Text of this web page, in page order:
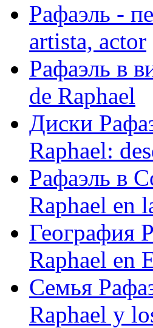
Рафаэль -
artista, actor
Рафаэль в
de Raphael
Диски
Raphael:
Рафаэль в
Raphael en
География
Raphael en
Семья
Raphael y